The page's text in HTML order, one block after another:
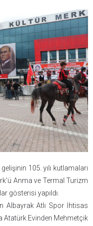
105. yılı kutlamaları
Anma ve Termal Turizm
gösterisi yapıldı.
Albayrak Atlı Spor İhtisas
Atatürk Evinden Mehmetçik